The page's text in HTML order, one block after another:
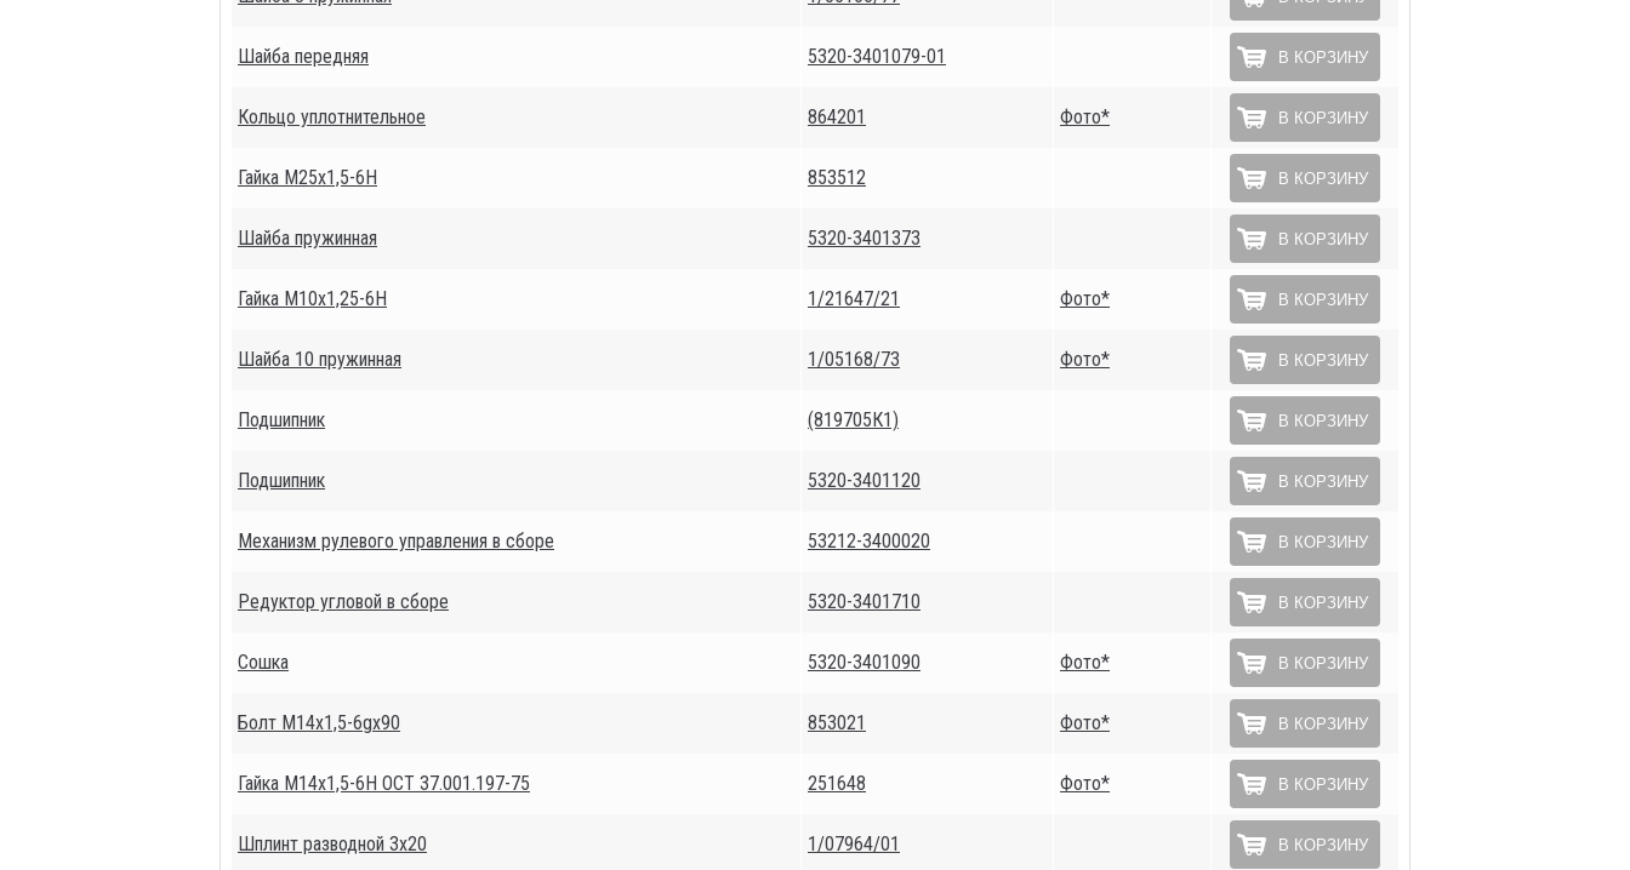
Шайба передняя 5320-3401079-01 В КОРЗИНУ
Кольцо уплотнительное 864201 Фото* В КОРЗИНУ
Гайка М25х1,5-6Н 853512 В КОРЗИНУ
Шайба пружинная 5320-3401373 В КОРЗИНУ
Гайка М10х1,25-6Н 1/21647/21 Фото* В КОРЗИНУ
Шайба 10 пружинная 1/05168/73 Фото* В КОРЗИНУ
Подшипник (819705К1) В КОРЗИНУ
Подшипник 5320-3401120 В КОРЗИНУ
Механизм рулевого управления в сборе 53212-3400020 В КОРЗИНУ
Редуктор угловой в сборе 5320-3401710 В КОРЗИНУ
Сошка 5320-3401090 Фото* В КОРЗИНУ
Болт М14х1,5-6gх90 853021 Фото* В КОРЗИНУ
Гайка М14х1,5-6Н ОСТ 37.001.197-75 251648 Фото* В КОРЗИНУ
Шплинт разводной 3х20 1/07964/01 В КОРЗИНУ